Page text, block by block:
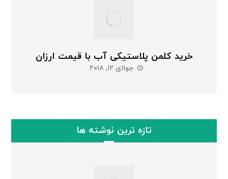
خرید کلمن پلاستیکی آب با قیمت ارزان
جولای ۱۲, ۲۰۱۸
تازه ترین نوشته ها